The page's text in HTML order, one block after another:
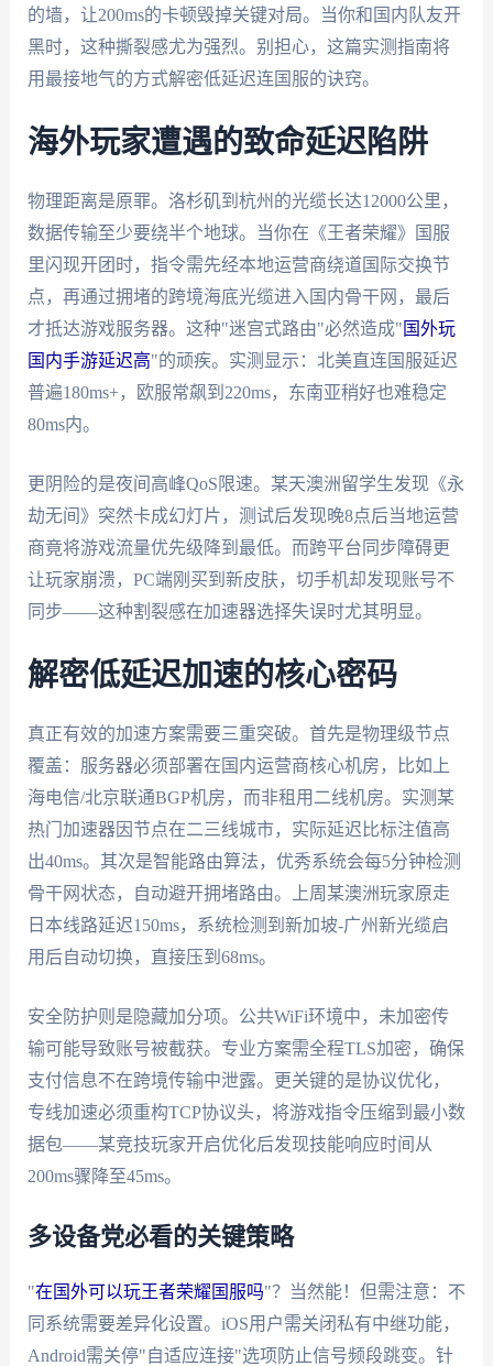
的墙，让200ms的卡顿毁掉关键对局。当你和国内队友开
黑时，这种撕裂感尤为强烈。别担心，这篇实测指南将
用最接地气的方式解密低延迟连国服的诀窍。
海外玩家遭遇的致命延迟陷阱
物理距离是原罪。洛杉矶到杭州的光缆长达12000公里，
数据传输至少要绕半个地球。当你在《王者荣耀》国服
里闪现开团时，指令需先经本地运营商绕道国际交换节
点，再通过拥堵的跨境海底光缆进入国内骨干网，最后
才抵达游戏服务器。这种"迷宫式路由"必然造成" 国外玩
国内手游延迟高"的顽疾。实测显示：北美直连国服延迟
普遍180ms+，欧服常飙到220ms，东南亚稍好也难稳定
80ms内。
更阴险的是夜间高峰QoS限速。某天澳洲留学生发现《永
劫无间》突然卡成幻灯片，测试后发现晚8点后当地运营
商竟将游戏流量优先级降到最低。而跨平台同步障碍更
让玩家崩溃，PC端刚买到新皮肤，切手机却发现账号不
同步——这种割裂感在加速器选择失误时尤其明显。
解密低延迟加速的核心密码
真正有效的加速方案需要三重突破。首先是物理级节点
覆盖：服务器必须部署在国内运营商核心机房，比如上
海电信/北京联通BGP机房，而非租用二线机房。实测某
热门加速器因节点在二三线城市，实际延迟比标注值高
出40ms。其次是智能路由算法，优秀系统会每5分钟检测
骨干网状态，自动避开拥堵路由。上周某澳洲玩家原走
日本线路延迟150ms，系统检测到新加坡-广州新光缆启
用后自动切换，直接压到68ms。
安全防护则是隐藏加分项。公共WiFi环境中，未加密传
输可能导致账号被截获。专业方案需全程TLS加密，确保
支付信息不在跨境传输中泄露。更关键的是协议优化，
专线加速必须重构TCP协议头，将游戏指令压缩到最小数
据包——某竞技玩家开启优化后发现技能响应时间从
200ms骤降至45ms。
多设备党必看的关键策略
"在国外可以玩王者荣耀国服吗"？当然能！但需注意：不
同系统需要差异化设置。iOS用户需关闭私有中继功能，
Android需关停"自适应连接"选项防止信号频段跳变。针